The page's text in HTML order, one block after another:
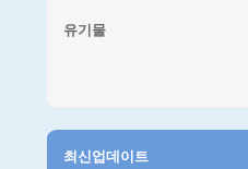
유기물
최신업데이트